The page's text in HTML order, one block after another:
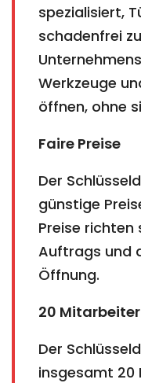
spezialisiert,
schadenfrei
Werkzeuge
öffnen, ohne
Faire Preise
Der
günstige
Preise richten
Auftrags und
Öffnung.
20 Mitarbeiter
Der
insgesamt 20